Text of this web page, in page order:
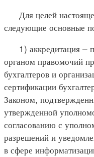
Для целей
следующие основные
1) аккредитация –
органом правомочий
бухгалтеров и
сертификации
Законом,
утвержденной
согласованию с
разрешений и
в сфере